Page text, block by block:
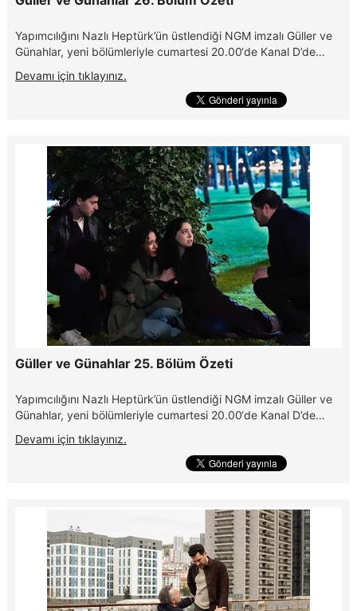
Yapımcılığını Nazlı Heptürk’ün üstlendiği NGM imzalı Güller ve
Günahlar, yeni bölümleriyle cumartesi 20.00‘de Kanal D’de…
Devamı için tıklayınız.
Güller ve Günahlar 25. Bölüm Özeti
Yapımcılığını Nazlı Heptürk’ün üstlendiği NGM imzalı Güller ve
Günahlar, yeni bölümleriyle cumartesi 20.00‘de Kanal D’de…
Devamı için tıklayınız.